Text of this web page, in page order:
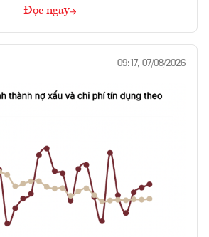
Đọc ngay
09:17, 07/08/2026